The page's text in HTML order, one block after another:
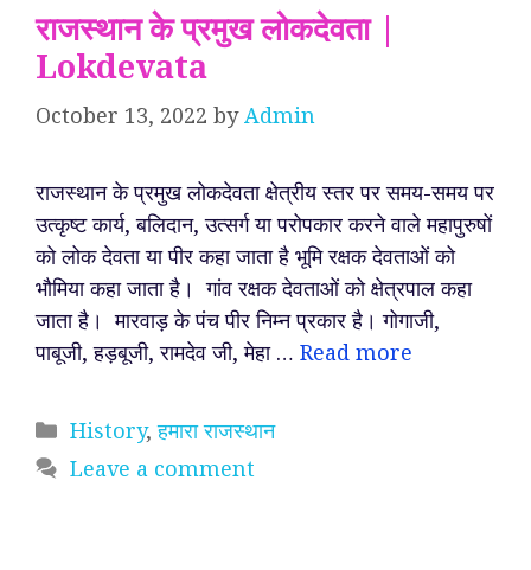
राजस्थान के प्रमुख लोकदेवता |
Lokdevata
October 13, 2022 byAdmin
राजस्थान के प्रमुख लोकदेवता क्षेत्रीय स्तर पर समय-समय पर
उत्कृष्ट कार्य, बलिदान, उत्सर्ग या परोपकार करने वाले महापुरुषों
को लोक देवता या पीर कहा जाता है भूमि रक्षक देवताओं को
भौमिया कहा जाता है। गांव रक्षक देवताओं को क्षेत्रपाल कहा
जाता है। मारवाड़ के पंच पीर निम्न प्रकार है। गोगाजी,
पाबूजी, हड़बूजी, रामदेव जी, मेहा … Read more
Categories
History,हमारा राजस्थान
Leave a comment